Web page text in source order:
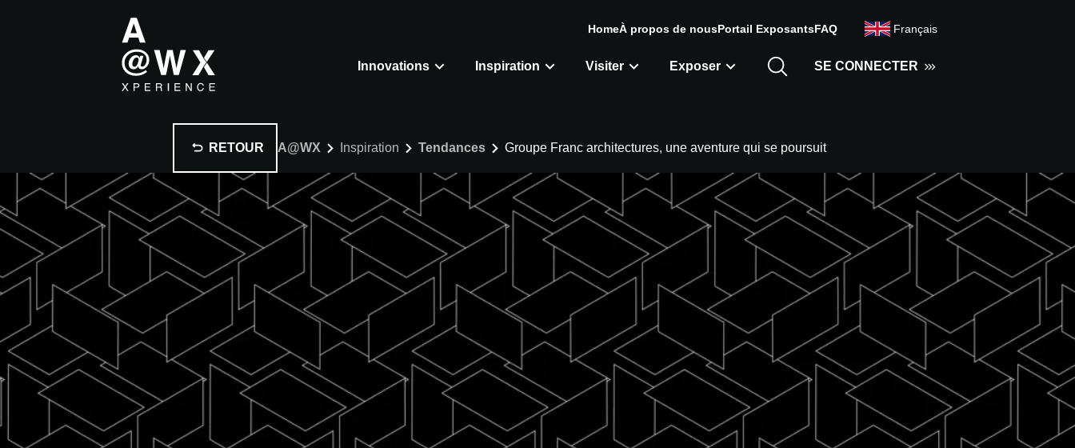
Innovations Inspiration Visiter Exposer SE CONNECTER
HomeÀ propos de nousPortail ExposantsFAQ Français
RETOUR A@WX Inspiration Tendances Groupe Franc architectures, une aventure qui se poursuit